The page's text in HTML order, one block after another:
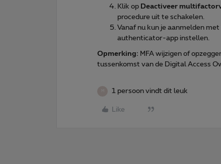
Klik op Deactiveer
procedure uit te schakelen.
Vanaf nu kun je aanmelden
authenticator-app instellen.
Opmerking: MFA wijzigen of
tussenkomst van de Digital Access
1 persoon vindt dit leuk
Like